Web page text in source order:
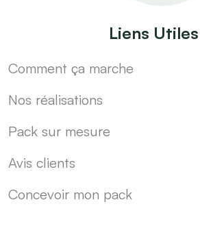
Liens Utiles
Comment ça marche
Nos réalisations
Pack sur mesure
Avis clients
Concevoir mon pack